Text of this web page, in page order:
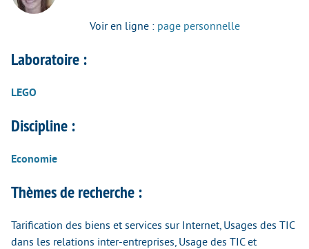
Voir en ligne : page personnelle
Laboratoire :
LEGO
Discipline :
Economie
Thèmes de recherche :
Tarification des biens et services sur Internet, Usages des TIC
dans les relations inter-entreprises, Usage des TIC et